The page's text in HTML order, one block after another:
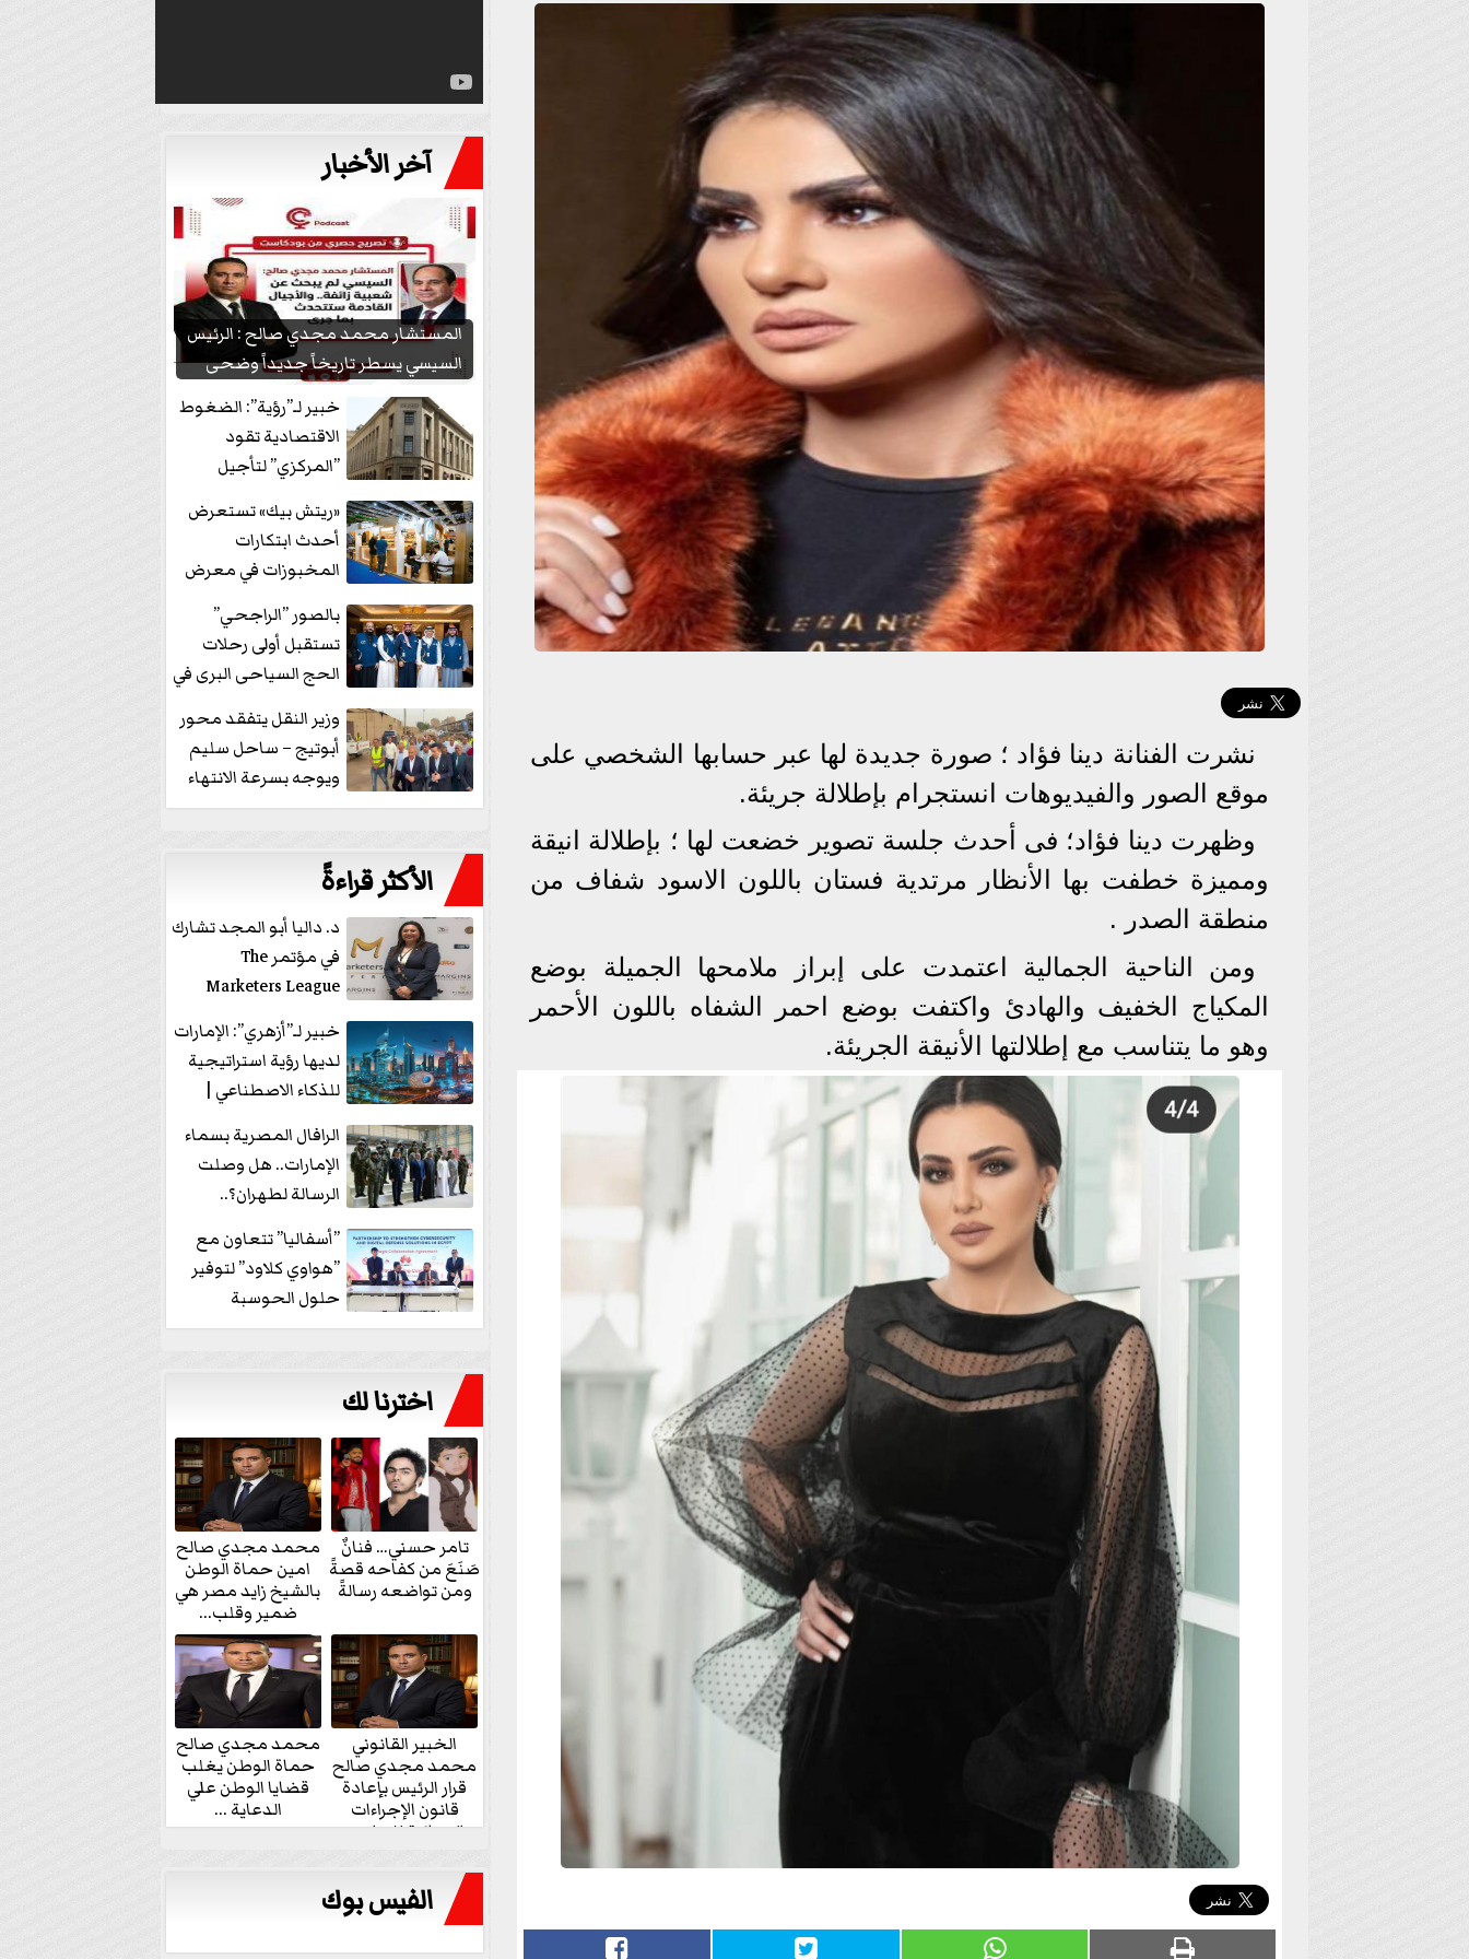
نشرت الفنانة دينا فؤاد ؛ صورة جديدة لها عبر حسابها الشخصي على
موقع الصور والفيديوهات انستجرام بإطلالة جريئة.
وظهرت دينا فؤاد؛ فى أحدث جلسة تصوير خضعت لها ؛ بإطلالة انيقة
ومميزة خطفت بها الأنظار مرتدية فستان باللون الاسود شفاف من
منطقة الصدر .
ومن الناحية الجمالية اعتمدت على إبراز ملامحها الجميلة بوضع
المكياج الخفيف والهادئ واكتفت بوضع احمر الشفاه باللون الأحمر
وهو ما يتناسب مع إطلالتها الأنيقة الجريئة.
آخر الأخبار
المستشار محمد مجدي صالح : الرئيس
السيسي يسطر تاريخاً جديداً وضحى
بشعبيته...
خبير لـ”رؤية”: الضغوط
الاقتصادية تقود
”المركزي” لتأجيل
«ريتش بيك» تستعرض
أحدث ابتكارات
المخبوزات في معرض
منتجات...
بالصور ”الراجحي”
تستقبل أولى رحلات
الحج السياحى البرى في
وزير النقل يتفقد محور
أبوتيج – ساحل سليم
ويوجه بسرعة الانتهاء
من...
الأكثر قراءةً
د. داليا أبو المجد تشارك
في مؤتمر The
Marketers League
وتدير جلسة...
خبير لـ”أزهري”: الإمارات
لديها رؤية استراتيجية
للذكاء الاصطناعي |
الرافال المصرية بسماء
الإمارات.. هل وصلت
الرسالة لطهران؟..
”ماعت جروب” تُجيب؟
|...
”أسفاليا” تتعاون مع
”هواوي كلاود” لتوفير
حلول الحوسبة
السحابية والأمن
اخترنا لك
تامر حسني… فنانٌ
صَنَعَ من كفاحه قصةً
ومن تواضعه رسالةً
محمد مجدي صالح
امين حماة الوطن
بالشيخ زايد مصر هي
ضمير وقلب...
الخبير القانوني
محمد مجدي صالح
قرار الرئيس بإعادة
قانون الإجراءات
الجنائية للنواب...
محمد مجدي صالح
حماة الوطن يغلب
قضايا الوطن علي
الدعاية ...
الفيس بوك